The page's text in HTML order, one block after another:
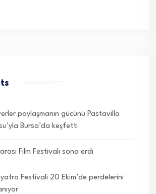
paylaşmanın gücünü Pastavilla
Bursa’da keşfetti
Film Festivali sona erdi
Festivali 20 Ekim’de perdelerini